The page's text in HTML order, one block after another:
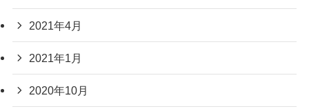
2021年4月
2021年1月
2020年10月